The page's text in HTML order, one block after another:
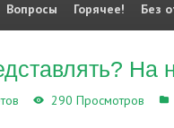
Вопросы Горячее! Без
290 Просмотров